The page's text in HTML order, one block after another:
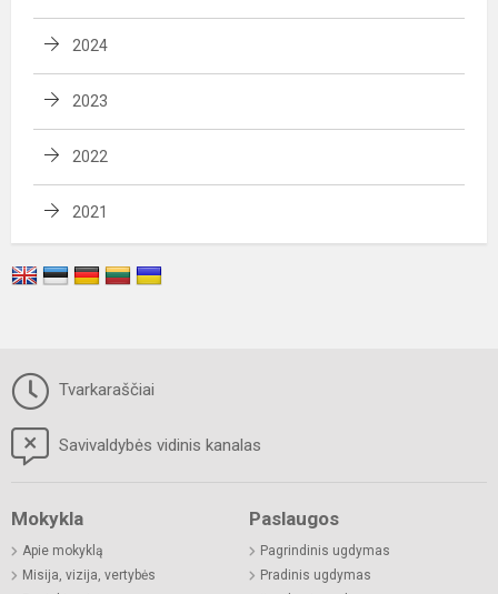
2024
2023
2022
2021
Tvarkaraščiai
Savivaldybės vidinis kanalas
Mokykla
Apie mokyklą
Misija, vizija, vertybės
Paslaugos
Pagrindinis ugdymas
Pradinis ugdymas